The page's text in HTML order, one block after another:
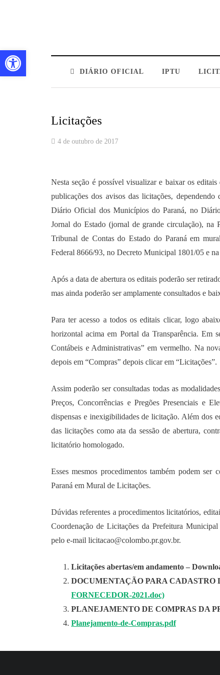
DIÁRIO OFICIAL IPTU
Licitações
4 de outubro de 2017
Nesta seção é possível visualizar e baixar os
publicações dos avisos das licitações,
Diário Oficial dos Municípios do Paraná, no
Jornal do Estado (jornal de grande circulação),
Tribunal de Contas do Estado do Paraná em
Federal 8666/93, no Decreto Municipal 1801/05 e
Após a data de abertura os editais poderão ser
mas ainda poderão ser amplamente consultados e
Para ter acesso a todos os editais clicar, logo
horizontal acima em Portal da Transparência. Em
Contábeis e Administrativas” em vermelho. Na
depois em “Compras” depois clicar em “Licitações”.
Assim poderão ser consultadas todas as
Preços, Concorrências e Pregões Presenciais e
dispensas e inexigibilidades de licitação. Além dos
das licitações como ata da sessão de abertura,
licitatório homologado.
Esses mesmos procedimentos também podem
Paraná em Mural de Licitações.
Dúvidas referentes a procedimentos licitatórios,
Coordenação de Licitações da Prefeitura
pelo e-mail licitacao@colombo.pr.gov.br.
Licitações abertas/em andamento –
DOCUMENTAÇÃO PARA CADASTRO
FORNECEDOR-2021.doc)
PLANEJAMENTO DE COMPRAS DA
Planejamento-de-Compras.pdf
Barra de Ferramentas Aberta